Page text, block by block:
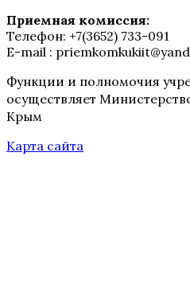
Приемная комиссия:
Телефон: +7(3652) 733-091
E-mail :
Функции и полномочия
осуществляет
Крым
Карта сайта